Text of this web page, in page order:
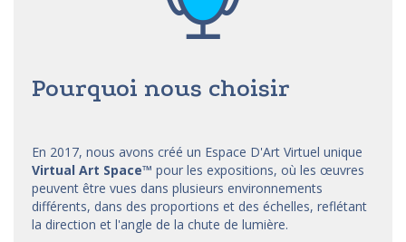
Pourquoi nous choisir
En 2017, nous avons créé un Espace D'Art Virtuel unique
Virtual Art Space™ pour les expositions, où les œuvres
peuvent être vues dans plusieurs environnements
différents, dans des proportions et des échelles, reflétant
la direction et l'angle de la chute de lumière.